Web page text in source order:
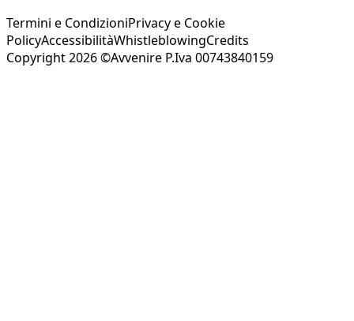
Termini e CondizioniPrivacy e Cookie
PolicyAccessibilitàWhistleblowingCredits
Copyright 2026 ©Avvenire P.Iva 00743840159